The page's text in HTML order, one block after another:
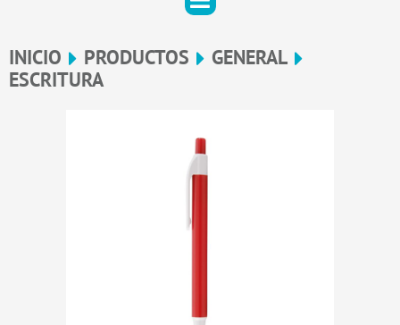
INICIO PRODUCTOS
GENERAL
ESCRITURA